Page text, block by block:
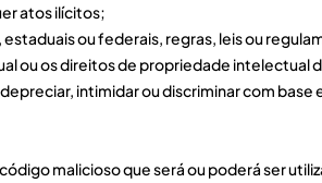
atos ilícitos;
ou federais, regras, leis ou
ou os direitos de propriedade intelectual
intimidar ou discriminar com
malicioso que será ou poderá ser